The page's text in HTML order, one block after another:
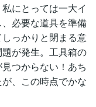
にとっては一大イ
必要な道具を準備
っかりと閉まる意
が発生。工具箱の
つからない！あち
、この時点でかな